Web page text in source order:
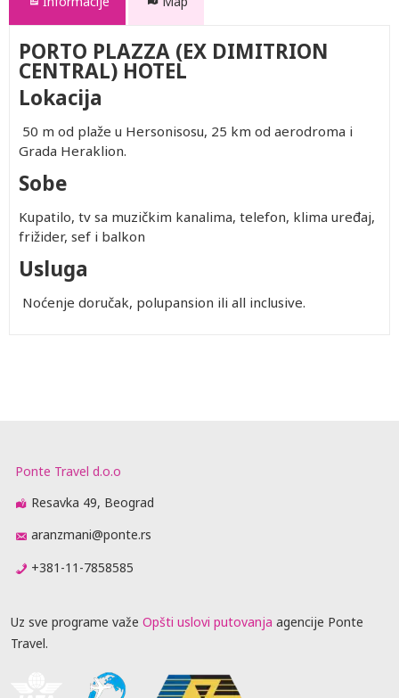
PORTO PLAZZA (EX DIMITRION
CENTRAL) HOTEL
Lokacija
50 m od plaže u Hersonisosu, 25 km od aerodroma i
Grada Heraklion.
Sobe
Kupatilo, tv sa muzičkim kanalima, telefon, klima uređaj,
frižider, sef i balkon
Usluga
Noćenje doručak, polupansion ili all inclusive.
Ponte Travel d.o.o
Resavka 49, Beograd
aranzmani@ponte.rs
+381-11-7858585
Uz sve programe važe Opšti uslovi putovanja agencije Ponte
Travel.